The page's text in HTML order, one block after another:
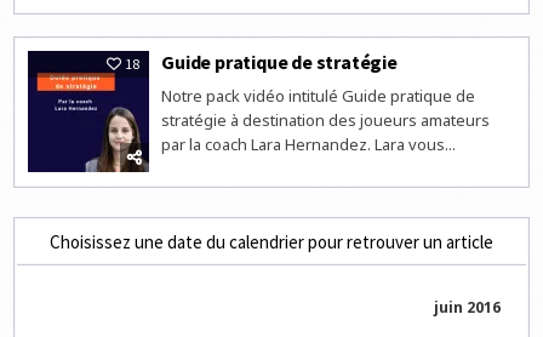
18 Guide pratique de stratégie
Notre pack vidéo intitulé Guide pratique de
stratégie à destination des joueurs amateurs
par la coach Lara Hernandez. Lara vous...
Choisissez une date du calendrier pour retrouver un article
juin 2016